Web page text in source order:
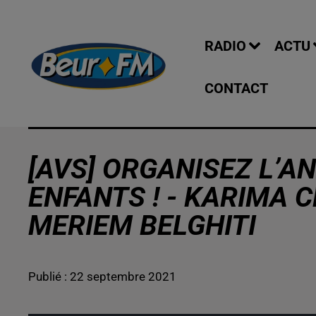
RADIO ACTU
CONTACT
[AVS] ORGANISEZ
ENFANTS ! - KARIMA
MERIEM BELGHITI
Publié : 22 septembre 2021